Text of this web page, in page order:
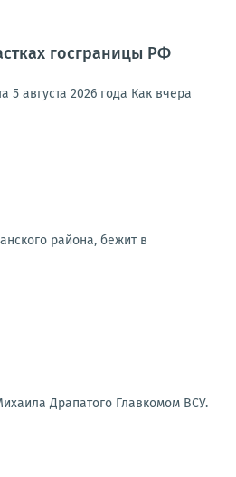
госграницы РФ
августа 2026 года Как вчера
района, бежит в
Драпатого Главкомом ВСУ.